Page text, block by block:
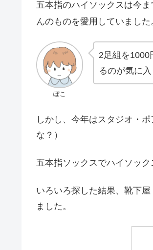
五本指のハイソックスは今ま
んのものを愛用していました
ぽこ
2足組を1000
るのが気に入
しかし、今年はスタジオ・
な？）
五本指ソックスでハイソッ
いろいろ探した結果、靴下
ました。